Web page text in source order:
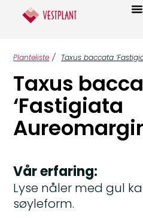
Planteliste / Taxus baccata
Taxus
‘Fastigiata
Vår erfaring:
Lyse nåler med gul
søyleform.